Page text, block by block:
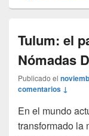
Tulum: el
Nómadas
Publicado el
comentarios ↓
En el mundo
transformado la